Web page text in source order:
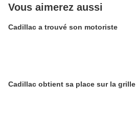
Vous aimerez aussi
Cadillac a trouvé son motoriste
Cadillac obtient sa place sur la grille